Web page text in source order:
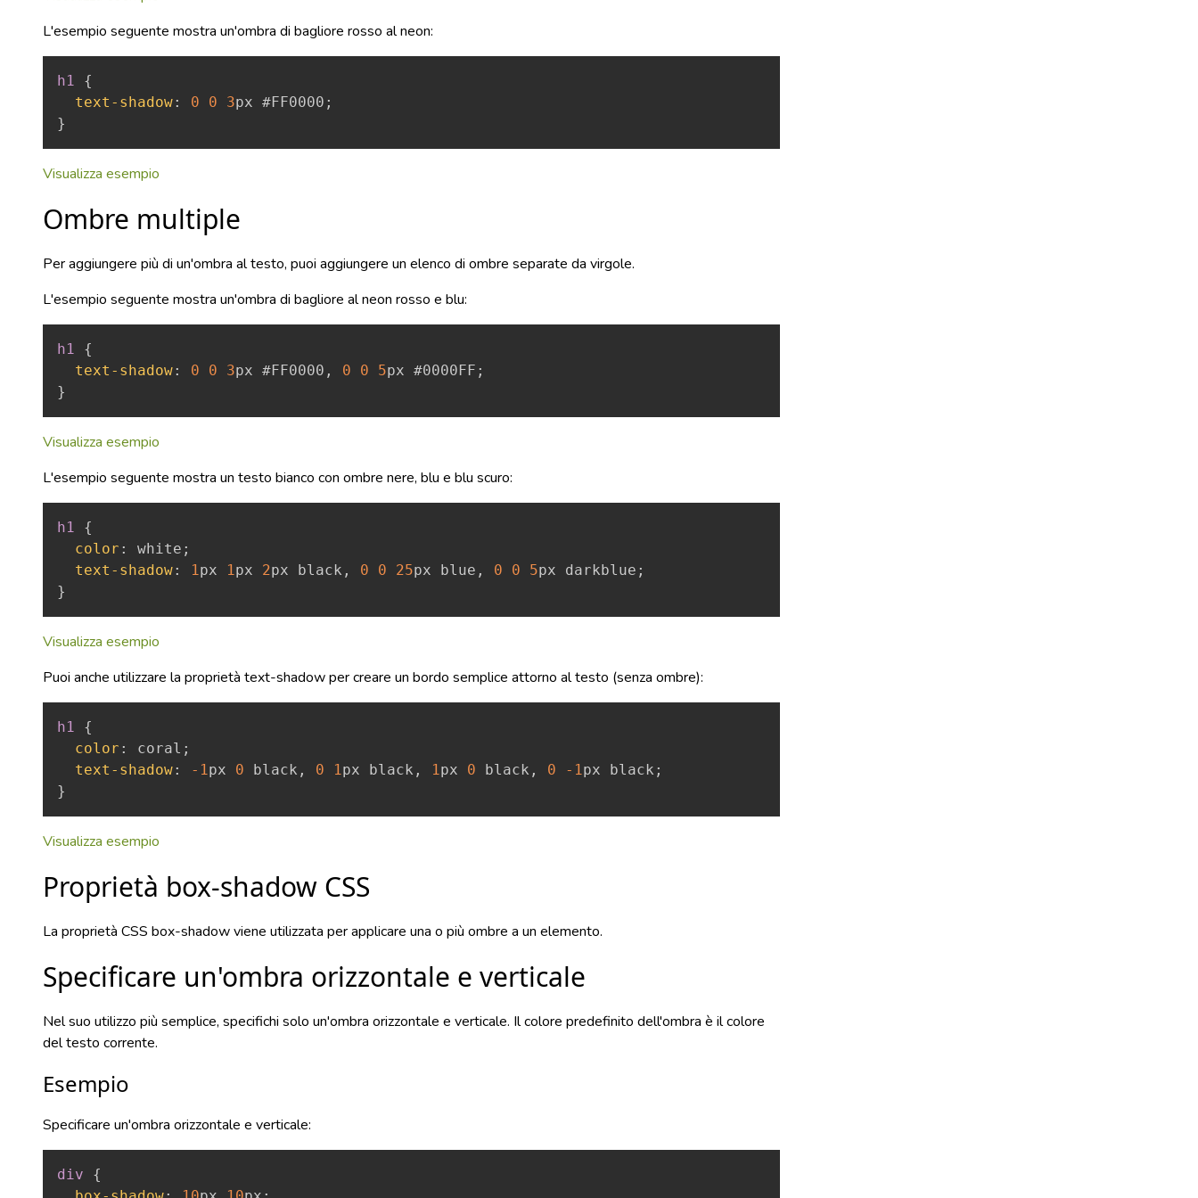
L'esempio seguente mostra un'ombra di bagliore rosso al neon:
h1
{
text-shadow: 0 0 3px #FF0000 ;
}
Visualizza esempio
Ombre multiple
Per aggiungere più di un'ombra al testo, puoi aggiungere un elenco di ombre separate da virgole.
L'esempio seguente mostra un'ombra di bagliore al neon rosso e blu:
h1
{
text-shadow: 0 0 3px #FF0000 , 0 0 5px #0000FF ;
}
Visualizza esempio
L'esempio seguente mostra un testo bianco con ombre nere, blu e blu scuro:
h1
{
color : white ;
text-shadow: 1px 1px 2px black , 0 0 25px blue , 0 0 5px darkblue ;
}
Visualizza esempio
Puoi anche utilizzare la proprietà text-shadow per creare un bordo semplice attorno al testo (senza ombre):
h1
{
color : coral ;
text-shadow: -1px 0 black , 0 1px black , 1px 0 black , 0 -1px black ;
}
Visualizza esempio
Proprietà box-shadow CSS
La proprietà CSS box-shadow viene utilizzata per applicare una o più ombre a un elemento.
Specificare un'ombra orizzontale e verticale
Nel suo utilizzo più semplice, specifichi solo un'ombra orizzontale e verticale. Il colore predefinito dell'ombra è il colore
del testo corrente.
Esempio
Specificare un'ombra orizzontale e verticale:
div
{